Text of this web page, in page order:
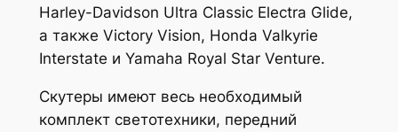
Harley-Davidson Ultra Classic Electra Glide,
а также Victory Vision, Honda Valkyrie
Interstate и Yamaha Royal Star Venture.
Скутеры имеют весь необходимый
комплект светотехники, передний